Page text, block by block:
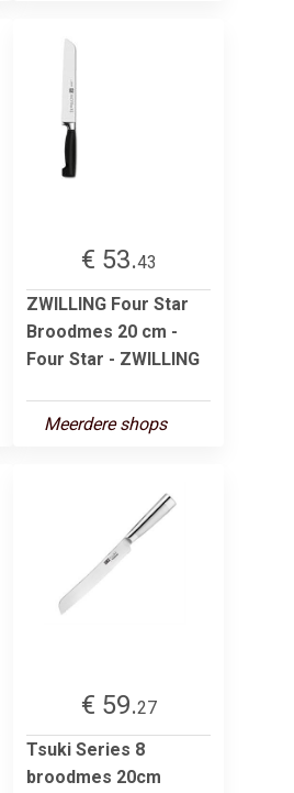
€ 53.43
ZWILLING Four Star
Broodmes 20 cm -
Four Star - ZWILLING
Meerdere shops
€ 59.27
Tsuki Series 8
broodmes 20cm